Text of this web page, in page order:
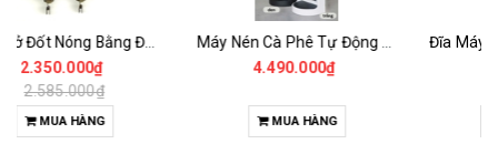
Máy Nén Cà Phê Tự Động - Tamper Electric 58MM
4.490.000₫
MUA HÀNG
Đĩa Máy Xay Fiorenzato Chính Hãng
1.800.000₫
MUA HÀNG